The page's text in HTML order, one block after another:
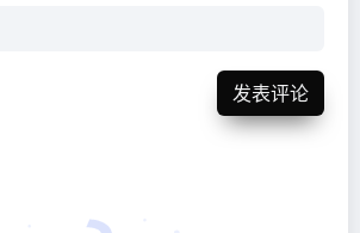
发表评论